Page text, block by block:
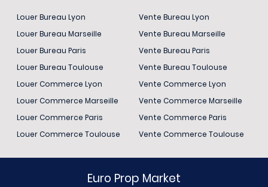
Louer Bureau Lyon
Louer Bureau Marseille
Louer Bureau Paris
Louer Bureau Toulouse
Louer Commerce Lyon
Louer Commerce Marseille
Louer Commerce Paris
Louer Commerce Toulouse
Vente Bureau Lyon
Vente Bureau Marseille
Vente Bureau Paris
Vente Bureau Toulouse
Vente Commerce Lyon
Vente Commerce Marseille
Vente Commerce Paris
Vente Commerce Toulouse
Euro Prop Market